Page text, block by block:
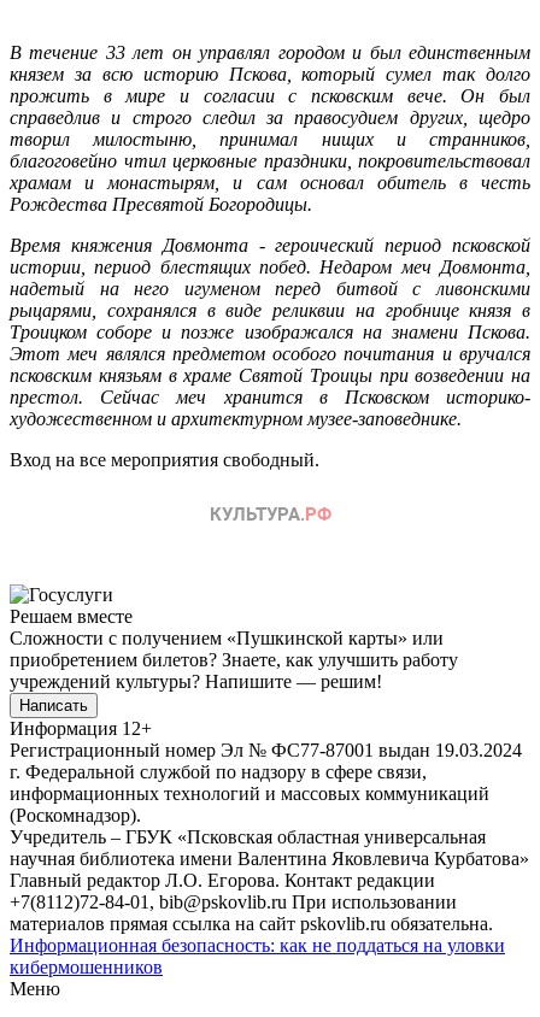
В течение 33 лет он управлял городом и был единственным
князем за всю историю Пскова, который сумел так долго
прожить в мире и согласии с псковским вече. Он был
справедлив и строго следил за правосудием других, щедро
творил милостыню, принимал нищих и странников,
благоговейно чтил церковные праздники, покровительствовал
храмам и монастырям, и сам основал обитель в честь
Рождества Пресвятой Богородицы.
Время княжения Довмонта - героический период псковской
истории, период блестящих побед. Недаром меч Довмонта,
надетый на него игуменом перед битвой с ливонскими
рыцарями, сохранялся в виде реликвии на гробнице князя в
Троицком соборе и позже изображался на знамени Пскова.
Этот меч являлся предметом особого почитания и вручался
псковским князьям в храме Святой Троицы при возведении на
престол. Сейчас меч хранится в Псковском историко-
художественном и архитектурном музее-заповеднике.
Вход на все мероприятия свободный.
Решаем вместе
Сложности с получением «Пушкинской карты» или
приобретением билетов? Знаете, как улучшить работу
учреждений культуры? Напишите — решим!
Написать
Информация 12+
Регистрационный номер Эл № ФС77-87001 выдан 19.03.2024
г. Федеральной службой по надзору в сфере связи,
информационных технологий и массовых коммуникаций
(Роскомнадзор).
Учредитель – ГБУК «Псковская областная универсальная
научная библиотека имени Валентина Яковлевича Курбатова»
Главный редактор Л.О. Егорова. Контакт редакции
+7(8112)72-84-01, bib@pskovlib.ru При использовании
материалов прямая ссылка на сайт pskovlib.ru обязательна.
Информационная безопасность: как не поддаться на уловки
кибермошенников
Меню